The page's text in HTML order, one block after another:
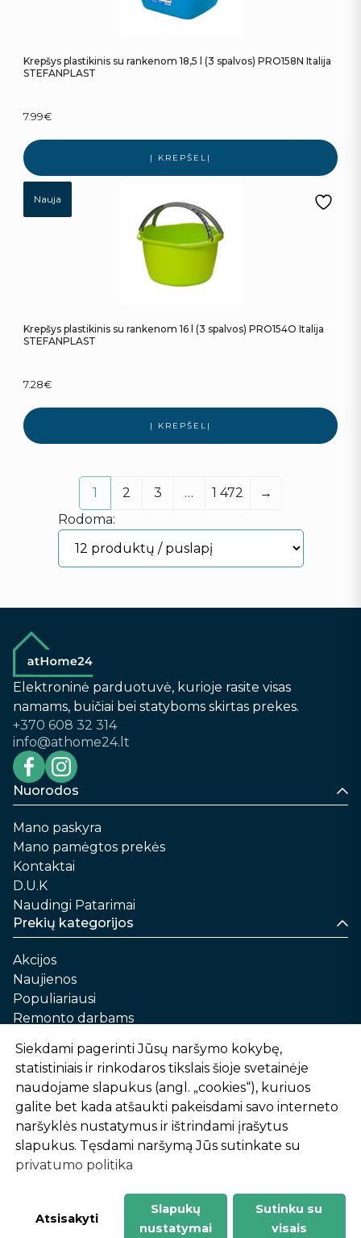
Krepšys plastikinis su rankenom 18,5 l (3 spalvos) PRO158N Italija
STEFANPLAST
7.99€
Į KREPŠELĮ
Nauja
Krepšys plastikinis su rankenom 16 l (3 spalvos) PRO154O Italija
STEFANPLAST
7.28€
Į KREPŠELĮ
1 2 3 … 1 472
→
Rodoma:
Elektroninė parduotuvė, kurioje rasite visas
namams, buičiai bei statyboms skirtas prekes.
+370 608 32 314
info@athome24.lt
Nuorodos
Mano paskyra
Mano pamėgtos prekės
Kontaktai
D.U.K
Naudingi Patarimai
Prekių kategorijos
Akcijos
Naujienos
Populiariausi
Remonto darbams
Automobilių priežiūrai
Sodui ir daržui
Informacija
Apie mus
Prekių pirkimo – pardavimo taisyklės
Prekių pristatymas ir atsiėmimas
-
1
2
%
n
u
o
l
a
i
d
Siekdami pagerinti Jūsų naršymo kokybę,
statistiniais ir rinkodaros tikslais šioje svetainėje
naudojame slapukus (angl. „cookies“), kuriuos
galite bet kada atšaukti pakeisdami savo interneto
naršyklės nustatymus ir ištrindami įrašytus
slapukus. Tęsdami naršymą Jūs sutinkate su
privatumo politika
Atsisakyti
Slapukų
nustatymai
Sutinku su
visais